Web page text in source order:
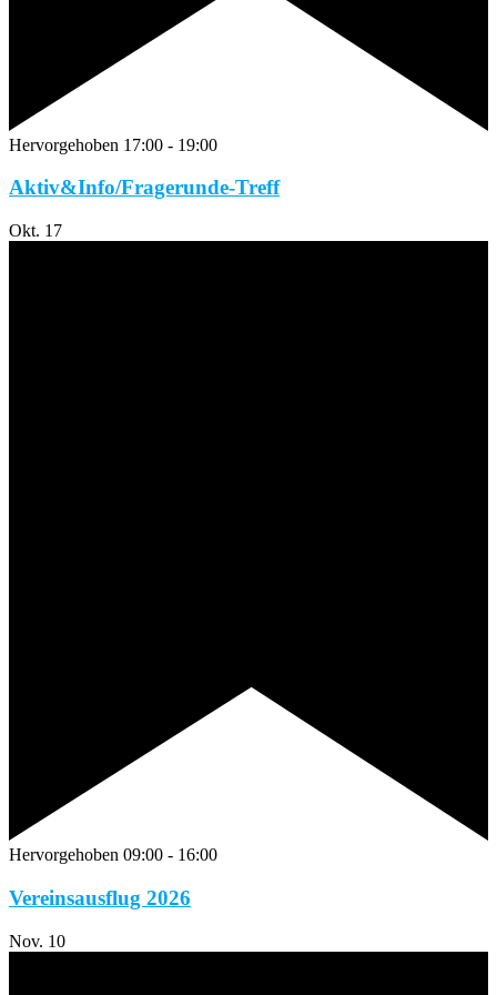
Hervorgehoben 17:00 - 19:00
Aktiv&Info/Fragerunde-Treff
Okt. 17
Hervorgehoben 09:00 - 16:00
Vereinsausflug 2026
Nov. 10